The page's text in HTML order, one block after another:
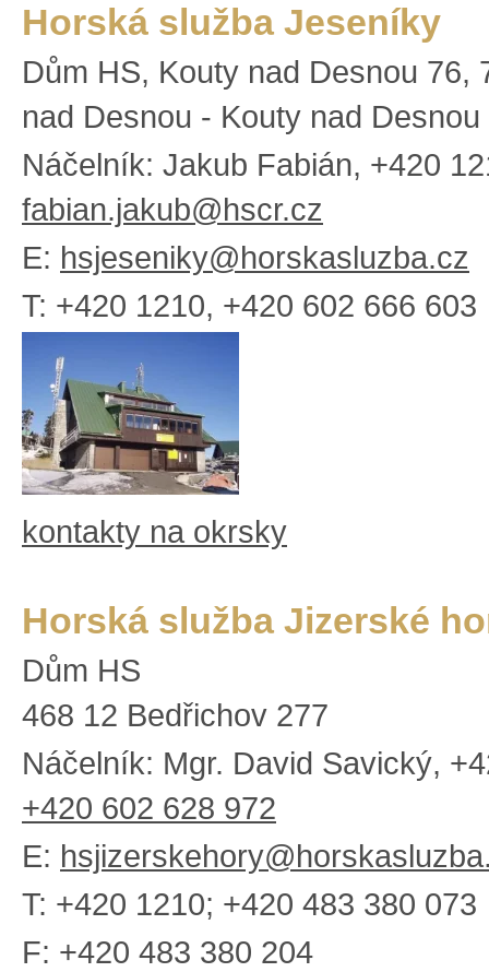
Horská služba Jeseníky
Dům HS, Kouty nad Desnou 76,
nad Desnou - Kouty nad Desnou
Náčelník: Jakub Fabián, +420
fabian.jakub@hscr.cz
E: hsjeseniky@horskasluzba.cz
T: +420 1210, +420 602 666 603
kontakty na okrsky
Horská služba Jizerské
Dům HS
468 12 Bedřichov 277
Náčelník: Mgr. David Savický,
+420 602 628 972
E:
T: +420 1210; +420 483 380 073
F: +420 483 380 204